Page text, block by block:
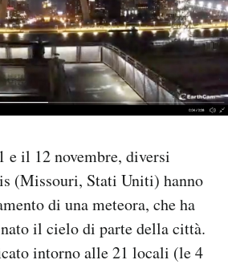
e il 12 novembre, diversi
(Missouri, Stati Uniti) hanno
di una meteora, che ha
il cielo di parte della città.
intorno alle 21 locali (le 4